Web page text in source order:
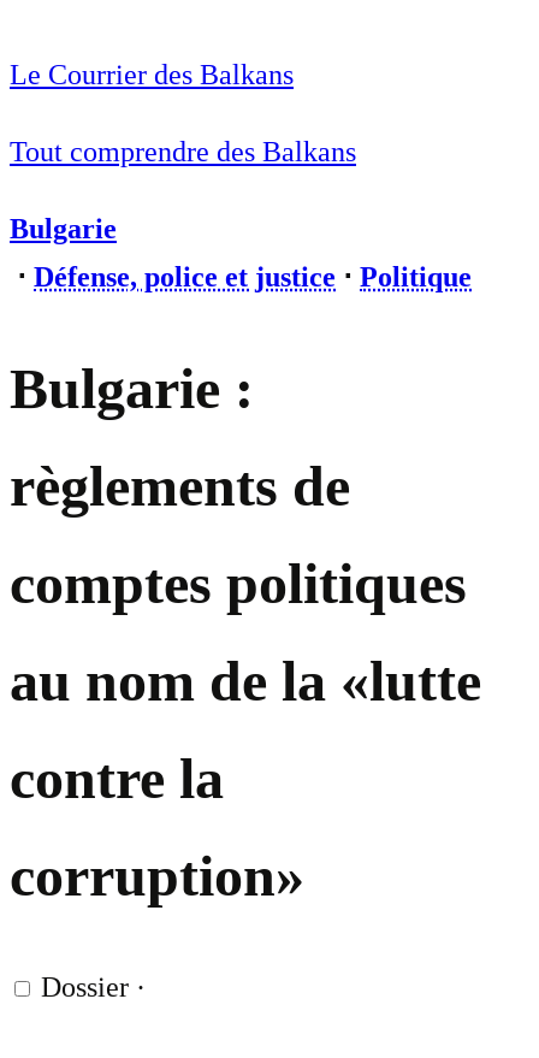
Le Courrier des Balkans
Tout comprendre des Balkans
Bulgarie
⋅ Défense, police et justice ⋅ Politique
Bulgarie :
règlements de
comptes politiques
au nom de la «lutte
contre la
corruption»
Dossier ·